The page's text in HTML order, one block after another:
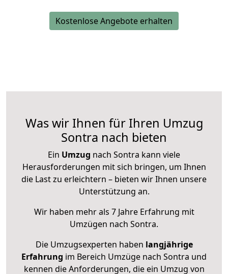
Kostenlose Angebote erhalten
Was wir Ihnen für Ihren Umzug
Sontra nach bieten
Ein Umzug nach Sontra kann viele
Herausforderungen mit sich bringen, um Ihnen
die Last zu erleichtern – bieten wir Ihnen unsere
Unterstützung an.
Wir haben mehr als 7 Jahre Erfahrung mit
Umzügen nach Sontra.
Die Umzugsexperten haben langjährige
Erfahrung im Bereich Umzüge nach Sontra und
kennen die Anforderungen, die ein Umzug von